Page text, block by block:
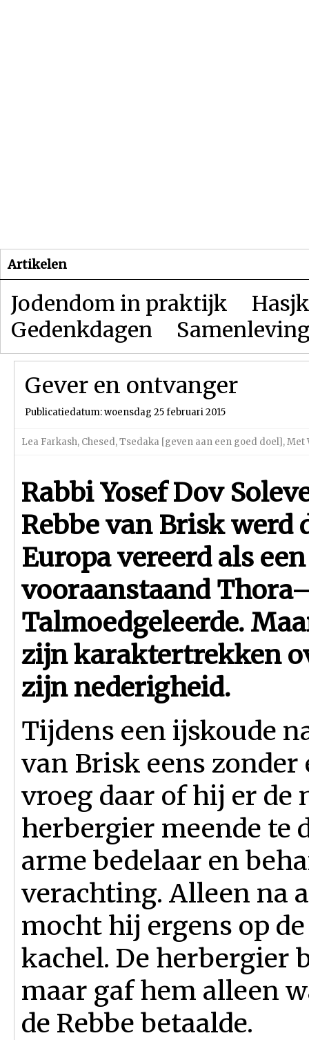
Artikelen
Jodendom in praktijk
Gedenkdagen
Gever en ontvanger
Publicatiedatum: woensdag 25 februari 2015
Lea Farkash, Chesed,Tsedaka [geven aan een goed doel],Met
Rabbi Yosef Dov
Rebbe van Brisk werd
Europa vereerd als een
vooraanstaand
Talmoedgeleerde.
zijn karaktertrekken
zijn nederigheid.
Tijdens een ijskoude
van Brisk eens
vroeg daar of hij er de
herbergier meende te
arme bedelaar en
verachting. Alleen na
mocht hij ergens op
kachel. De herbergier
maar gaf hem alleen
de Rebbe betaalde.